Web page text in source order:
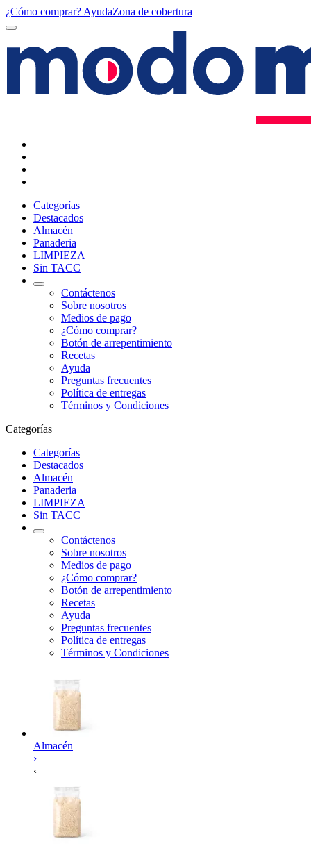
¿Cómo comprar? AyudaZona de cobertura
Categorías
Destacados
Almacén
Panaderia
LIMPIEZA
Sin TACC
Contáctenos
Sobre nosotros
Medios de pago
¿Cómo comprar?
Botón de arrepentimiento
Recetas
Ayuda
Preguntas frecuentes
Política de entregas
Términos y Condiciones
Categorías
Categorías
Destacados
Almacén
Panaderia
LIMPIEZA
Sin TACC
Contáctenos
Sobre nosotros
Medios de pago
¿Cómo comprar?
Botón de arrepentimiento
Recetas
Ayuda
Preguntas frecuentes
Política de entregas
Términos y Condiciones
Almacén
›
‹